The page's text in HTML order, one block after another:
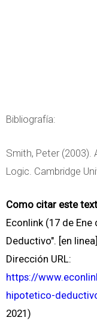
Bibliografía:
Smith, Peter
Logic. Cambridge
Como citar este
Econlink (17 de
Deductivo". [en linea]
Dirección URL:
https://
hipotetico-
2021)